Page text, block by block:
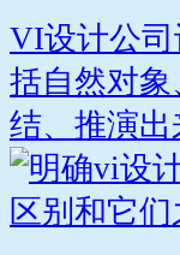
VI设计公
括自然对
结、推演